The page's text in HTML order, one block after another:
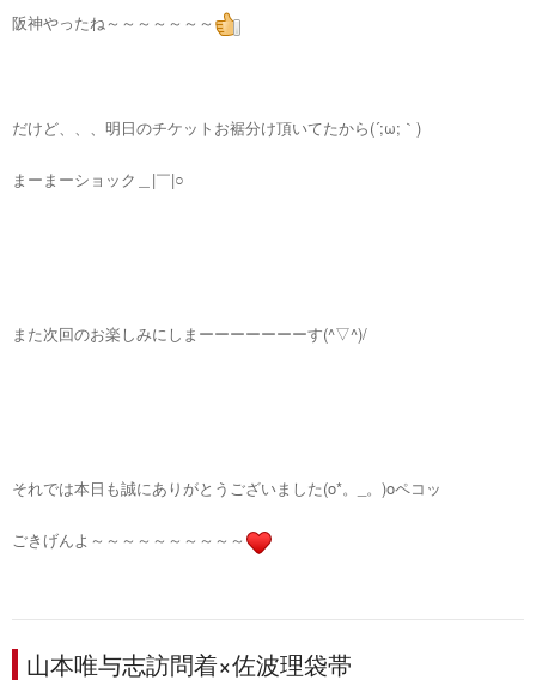
阪神やったね～～～～～～～
だけど、、、明日のチケットお裾分け頂いてたから(´;ω;｀)
まーまーショック＿|￣|○
また次回のお楽しみにしまーーーーーーーす(^▽^)/
それでは本日も誠にありがとうございました(o*。_。)oペコッ
ごきげんよ～～～～～～～～～～
山本唯与志訪問着×佐波理袋帯